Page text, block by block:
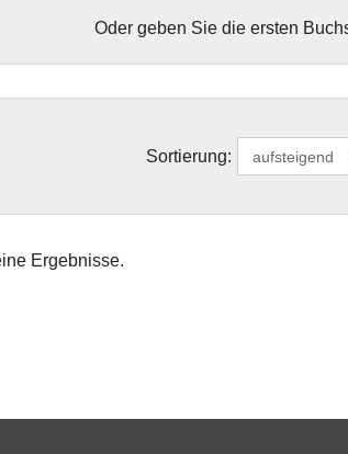
Oder geben Sie die ersten
Sortierung:
Ergebnisse.